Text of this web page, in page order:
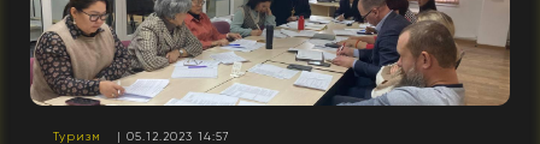
Туризм | 05.12.2023 14:57